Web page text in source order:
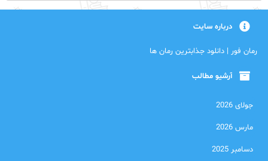
درباره سایت
رمان فور | دانلود جذابترین رمان ها
آرشیو مطالب
جولای 2026
مارس 2026
دسامبر 2025